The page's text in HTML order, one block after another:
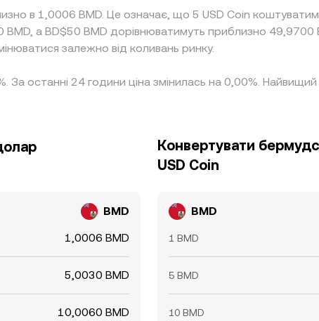
в 1,0006 BMD. Це означає, що 5 USD Coin
а BD$50 BMD дорівнюватимуть приблизно
залежно від коливань ринку.
За останні 24 години ціна змінилась на 0,00%.
BMD
1,0006 BMD
5,0030 BMD
10,0060 BMD
Конвертувати
USD Coin
BMD
1 BMD
5 BMD
10 BMD